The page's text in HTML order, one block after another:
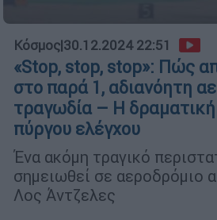
Κόσμος|30.12.2024 22:51
«Stop, stop, stop»: Πώς
στο παρά 1, αδιανόητη
τραγωδία – Η
πύργου ελέγχου
Ένα ακόμη τραγικό
σημειωθεί σε αεροδρόμιο
Λος Άντζελες